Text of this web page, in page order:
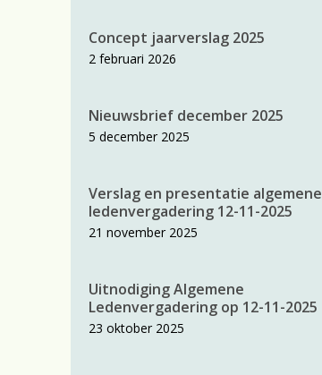
Concept jaarverslag 2025
2 februari 2026
Nieuwsbrief december 2025
5 december 2025
Verslag en presentatie algemene
ledenvergadering 12-11-2025
21 november 2025
Uitnodiging Algemene
Ledenvergadering op 12-11-2025
23 oktober 2025